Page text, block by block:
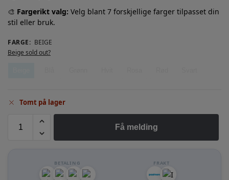
🎨 Fargerikt valg: Velg blant 7 forskjellige farger tilpasset din
stil eller bruk.
FARGE: BEIGE
Beige sold out?
Tomt på lager
Få melding
BETALING FRAKT